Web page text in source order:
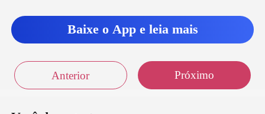
Baixe o App e leia mais
Anterior Próximo